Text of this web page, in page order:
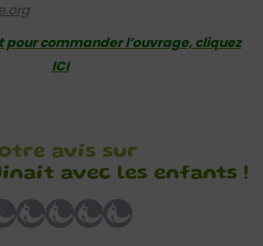
pour commander l’ouvrage, cliquez
ICI
avis sur
avec les enfants !